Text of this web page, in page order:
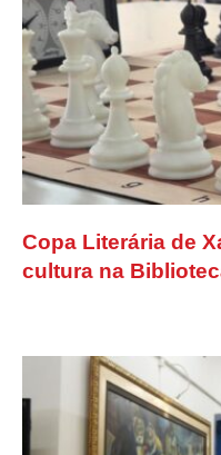
Copa Literária de
cultura na